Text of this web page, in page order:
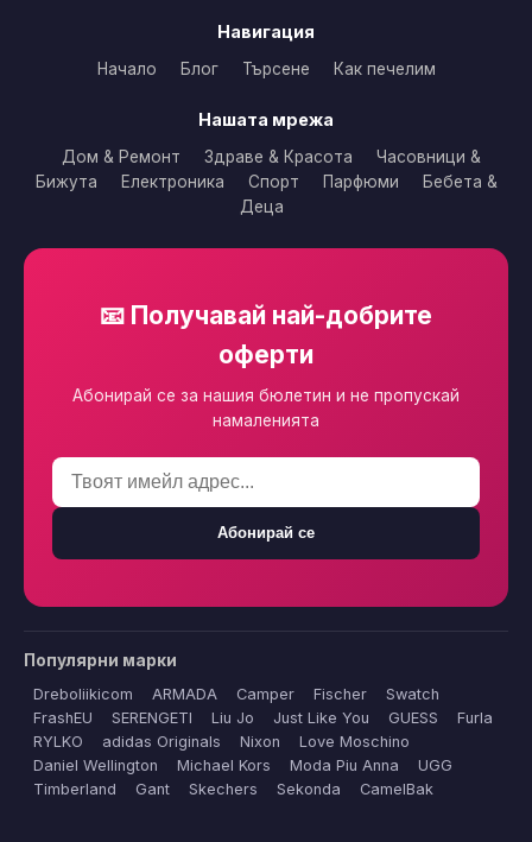
Навигация
Начало Блог Търсене Как печелим
Нашата мрежа
Дом & Ремонт Здраве & Красота
Часовници &
Бижута
Електроника Спорт Парфюми
Бебета &
Деца
📧 Получавай най-добрите
оферти
Абонирай се за нашия бюлетин и не пропускай
намаленията
Абонирай се
Популярни марки
Dreboliikicom ARMADA Camper Fischer
Swatch
FrashEU
SERENGETI Liu Jo Just Like You GUESS
Furla
RYLKO
adidas Originals Nixon
Love Moschino
Daniel Wellington
Michael Kors Moda Piu Anna
UGG
Timberland
Gant Skechers Sekonda CamelBak